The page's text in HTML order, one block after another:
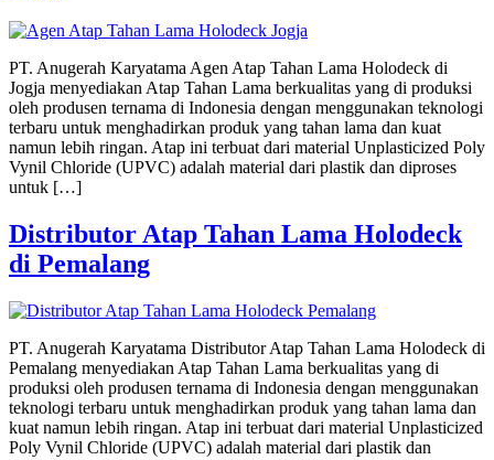
PT. Anugerah Karyatama Agen Atap Tahan Lama Holodeck di
Jogja menyediakan Atap Tahan Lama berkualitas yang di produksi
oleh produsen ternama di Indonesia dengan menggunakan teknologi
terbaru untuk menghadirkan produk yang tahan lama dan kuat
namun lebih ringan. Atap ini terbuat dari material Unplasticized Poly
Vynil Chloride (UPVC) adalah material dari plastik dan diproses
untuk […]
Distributor Atap Tahan Lama Holodeck
di Pemalang
PT. Anugerah Karyatama Distributor Atap Tahan Lama Holodeck di
Pemalang menyediakan Atap Tahan Lama berkualitas yang di
produksi oleh produsen ternama di Indonesia dengan menggunakan
teknologi terbaru untuk menghadirkan produk yang tahan lama dan
kuat namun lebih ringan. Atap ini terbuat dari material Unplasticized
Poly Vynil Chloride (UPVC) adalah material dari plastik dan